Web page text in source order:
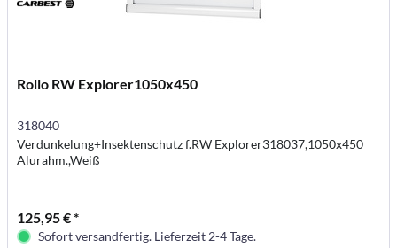
Rollo RW Explorer1050x450
318040
Verdunkelung+Insektenschutz f.RW Explorer318037,1050x450
Alurahm.,Weiß
125,95 € *
Sofort versandfertig. Lieferzeit 2-4 Tage.